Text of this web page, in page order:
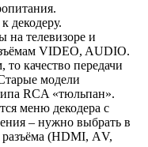
декодеру.
на телевизоре и
VIDEO, AUDIO.
качество передачи
модели
RCA «тюльпан».
меню декодера с
– нужно выбрать в
разъёма (HDМI, АV,